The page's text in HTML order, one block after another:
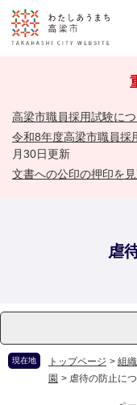
高梁市職員採用試験に
令和8年度高梁市職員採
月30日更新
文書への公印の押印を
虐
現在地 トップページ > 組
園 > 虐待の防止に